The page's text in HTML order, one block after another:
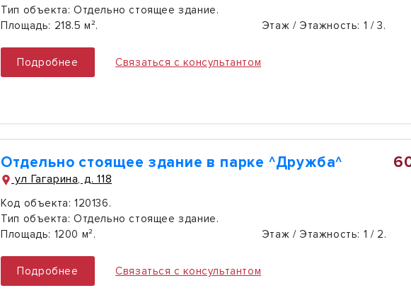
Тип объекта: Отдельно стоящее здание.
Площадь: 218.5 м². Этаж / Этажность: 1 / 3.
Подробнее Связаться с консультантом
Отдельно стоящее здание в парке ^Дружба^
ул Гагарина, д. 118
Код объекта: 120136.
Тип объекта: Отдельно стоящее здание.
Площадь: 1200 м². Этаж / Этажность: 1 / 2.
Подробнее Связаться с консультантом